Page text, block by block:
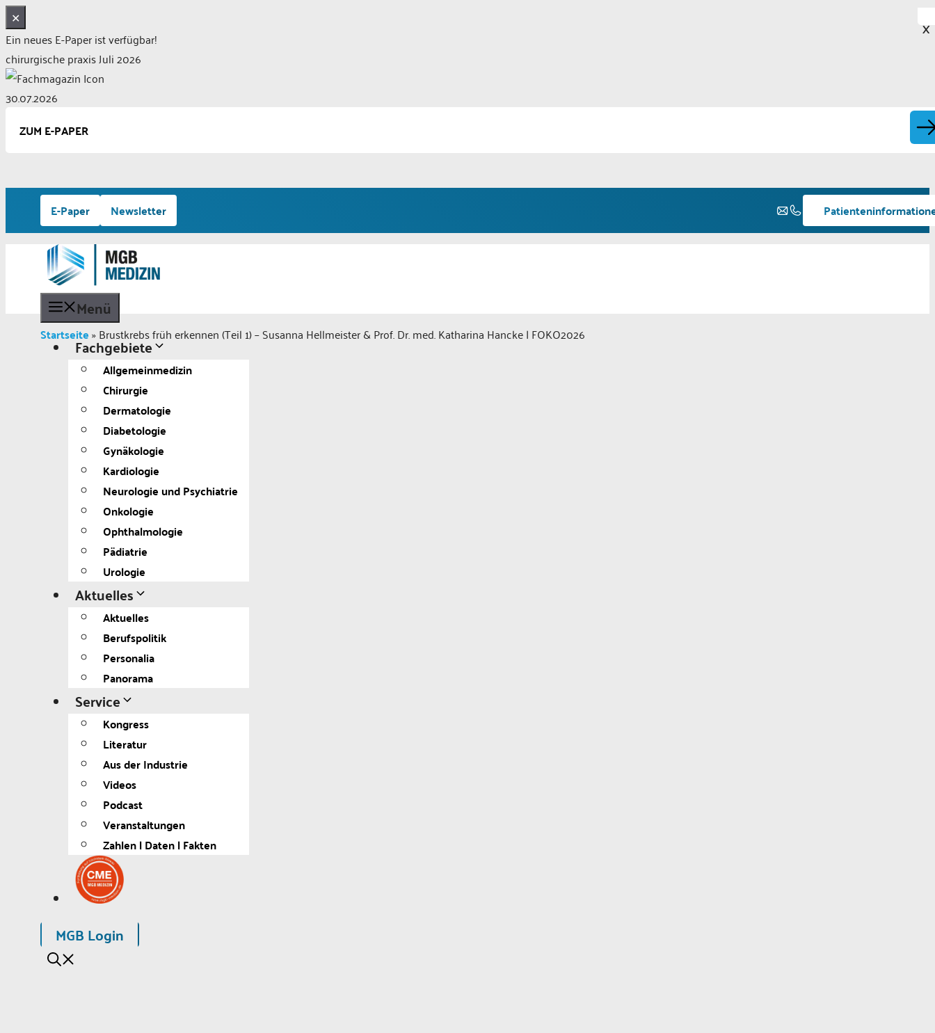
✕
Ein neues E-Paper ist verfügbar!
chirurgische praxis Juli 2026
30.07.2026
ZUM E-PAPER
springen
E-Paper Newsletter
Menü
Fachgebiete
Allgemeinmedizin
Chirurgie
Dermatologie
Diabetologie
Gynäkologie
Kardiologie
Neurologie und Psychiatrie
Onkologie
Ophthalmologie
Pädiatrie
Urologie
Aktuelles
Aktuelles
Berufspolitik
Personalia
Panorama
Service
Kongress
Literatur
Aus der Industrie
Videos
Podcast
Veranstaltungen
Zahlen | Daten | Fakten
MGB Login
Startseite»Brustkrebs früh erkennen (Teil 1) – Susanna Hellmeister & Prof. Dr. med. Katharina Hancke | FOKO2026
X